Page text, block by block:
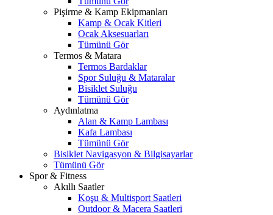
Pişirme & Kamp Ekipmanları
Kamp & Ocak Kitleri
Ocak Aksesuarları
Tümünü Gör
Termos & Matara
Termos Bardaklar
Spor Suluğu & Mataralar
Bisiklet Suluğu
Tümünü Gör
Aydınlatma
Alan & Kamp Lambası
Kafa Lambası
Tümünü Gör
Bisiklet Navigasyon & Bilgisayarlar
Tümünü Gör
Spor & Fitness
Akıllı Saatler
Koşu & Multisport Saatleri
Outdoor & Macera Saatleri